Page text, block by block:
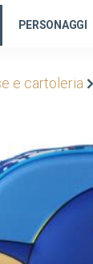
PERSONAGGI
e cartoleria